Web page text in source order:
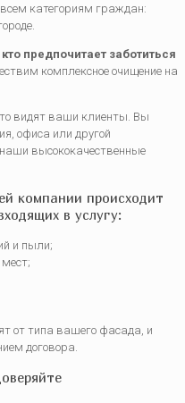
категориям граждан:
предпочитает заботиться
комплексное очищение на
видят ваши клиенты. Вы
офиса или другой
высококачественные
компании происходит
в услугу:
и пыли;
от типа вашего фасада, и
договора.